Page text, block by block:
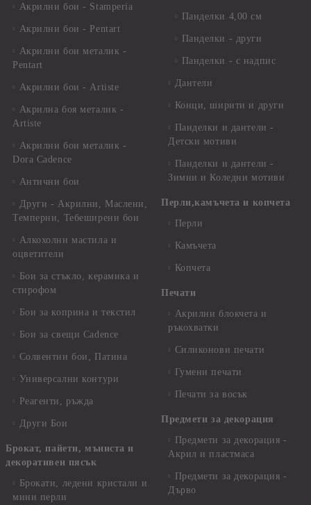
Акрилни бои - Stamperia
Акрилни бои - Pentart
Акрилни бои металик -
Pentart
Акрилни бои - Artiste
Акрилна боя металик -
Artiste
Акрилни бои металик -
Dora Cadence
Антични бои
Други - Акрилни, Маслени,
Темперни, Тебеширени бои
Алкохолни мастила и
оцветители
Бои за стъкло, керамика и
стирофом
Бои за коприна и текстил
Бои за свещи Cadence
Солвентни бои, Патина
Универсални контури
Реагенти, ръжда
Други Бои
Брокат, пайети, мъниста и
декоративен пясък
Брокати, ледени кристали и
мини перли
Панделки 4,00 см
Панделки - други
Панделки - с надпис
Дантели
Конци, ширити и други
Панделки и дантели -
Детски мотиви
Панделки и дантели -
Зимни и Коледни мотиви
Перли,камъчета и копчета
Перли
Камъчета
Копчета
Печати
Акрилни блокчета и
ръкохватки
Силиконови печати
Гумени печати
Печати за восък
Предмети за декорация
Предмети за декорация -
Акрил и пластмаса
Предмети за декорация -
Дърво